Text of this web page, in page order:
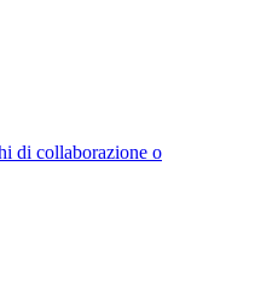
di collaborazione o